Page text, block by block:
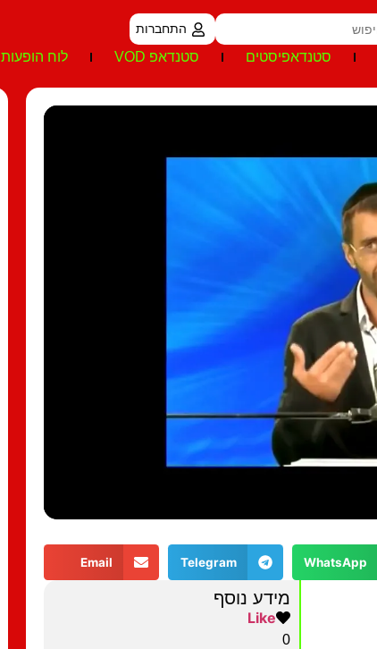
התחברות
סטנדאפיסטים סטנדאפ VOD לוח הופעות
WhatsApp
Telegram
Email
מידע נוסף
Like
0